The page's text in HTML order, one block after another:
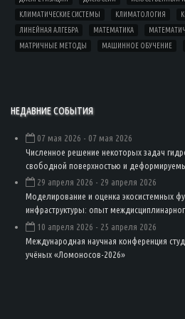
КЛИМАТИЧЕСКИЕ СИСТЕМЫ
КЛИМАТОЛОГИЯ
ЛИНЕЙНАЯ АЛГЕБРА
МАТЕМАТИКА
МАТРИЧНЫЕ МЕТОДЫ
МАШИННОЕ ОБУЧЕНИЕ
НЕДАВНИЕ СОБЫТИЯ
07 мая 2026 - 07 мая 2026
Численное решение некоторых задач
свободной поверхностью и
29 апреля 2026 - 29 апреля 2026
Моделирование и оценка экосистемных
инфраструктуры: опыт
10 апреля 2026 - 25 апреля 2026
Международная научная конференция
учёных «Ломоносов-2026»